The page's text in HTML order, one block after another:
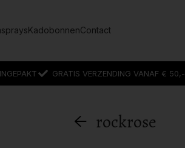
KadobonnenContact
GRATIS VERZENDING VANAF € 50,-
rockrose